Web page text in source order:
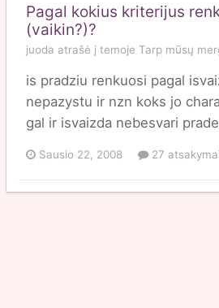
Pagal kokius kriterijus
(vaikin?)?
juoda atrašė į temoje Tarp mūsų
is pradziu renkuosi pagal
nepazystu ir nzn koks jo
gal ir isvaizda nebesvari
Sausio 22, 2008 27